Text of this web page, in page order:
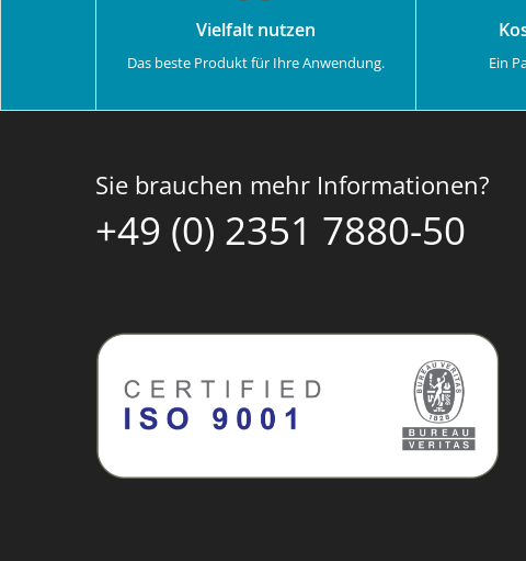
Vielfalt nutzen
Das beste Produkt für Ihre Anwendung. Ein
Sie brauchen mehr Informationen?
+49 (0) 2351 7880-50